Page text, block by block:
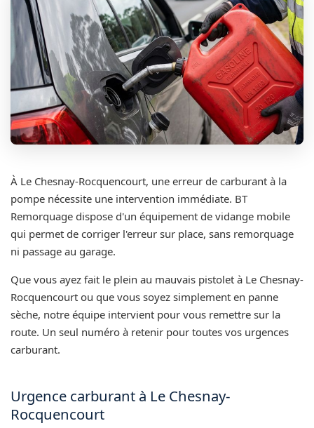
À Le Chesnay-Rocquencourt, une erreur de carburant à la
pompe nécessite une intervention immédiate. BT
Remorquage dispose d'un équipement de vidange mobile
qui permet de corriger l'erreur sur place, sans remorquage
ni passage au garage.
Que vous ayez fait le plein au mauvais pistolet à Le Chesnay-
Rocquencourt ou que vous soyez simplement en panne
sèche, notre équipe intervient pour vous remettre sur la
route. Un seul numéro à retenir pour toutes vos urgences
carburant.
Urgence carburant à Le Chesnay-
Rocquencourt